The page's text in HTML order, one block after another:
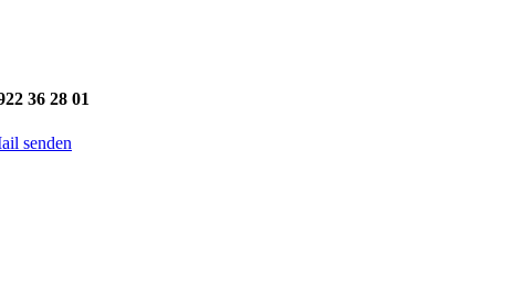
36 28 01
senden